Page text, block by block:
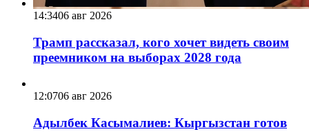
14:3406 авг 2026
Трамп рассказал, кого хочет видеть своим
преемником на выборах 2028 года
12:0706 авг 2026
Адылбек Касымалиев: Кыргызстан готов